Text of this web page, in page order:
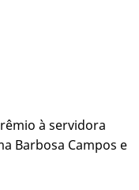
à servidora
Barbosa Campos e